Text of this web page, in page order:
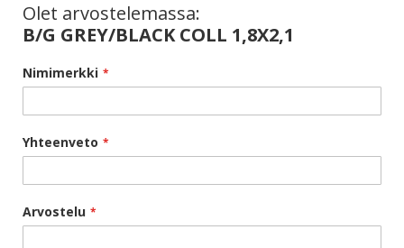
Olet arvostelemassa:
B/G GREY/BLACK COLL 1,8X2,1
Nimimerkki
Yhteenveto
Arvostelu